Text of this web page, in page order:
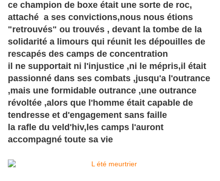
ce champion de boxe était une sorte de roc,
attaché a ses convictions,nous nous étions
"retrouvés" ou trouvés , devant la tombe de la
solidarité a limours qui réunit les dépouilles de
rescapés des camps de concentration
il ne supportait ni l'injustice ,ni le mépris,il était
passionné dans ses combats ,jusqu'a l'outrance
,mais une formidable outrance ,une outrance
révoltée ,alors que l'homme était capable de
tendresse et d'engagement sans faille
la rafle du veld'hiv,les camps l'auront
accompagné toute sa vie